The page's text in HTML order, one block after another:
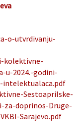
o-utvrdivanju-
kolektivne-
u-2024.-godini-
intelektualaca.pdf
Sestoaprilske-
za-doprinos-Druge-
Sarajevo.pdf